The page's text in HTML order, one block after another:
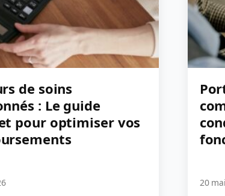
de soins
: Le guide
pour optimiser vos
20